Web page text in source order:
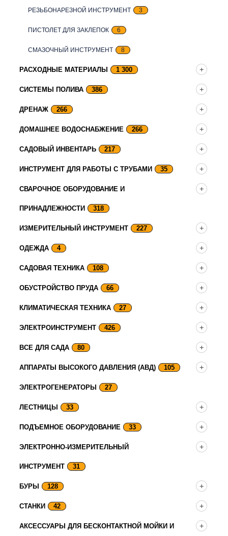
РЕЗЬБОНАРЕЗНОЙ ИНСТРУМЕНТ 3
ПИСТОЛЕТ ДЛЯ ЗАКЛЕПОК 6
СМАЗОЧНЫЙ ИНСТРУМЕНТ 8
РАСХОДНЫЕ МАТЕРИАЛЫ 1 300
СИСТЕМЫ ПОЛИВА 386
ДРЕНАЖ 266
ДОМАШНЕЕ ВОДОСНАБЖЕНИЕ 266
САДОВЫЙ ИНВЕНТАРЬ 217
ИНСТРУМЕНТ ДЛЯ РАБОТЫ С ТРУБАМИ 35
СВАРОЧНОЕ ОБОРУДОВАНИЕ И
ПРИНАДЛЕЖНОСТИ 318
ИЗМЕРИТЕЛЬНЫЙ ИНСТРУМЕНТ 227
ОДЕЖДА 4
САДОВАЯ ТЕХНИКА 108
ОБУСТРОЙСТВО ПРУДА 66
КЛИМАТИЧЕСКАЯ ТЕХНИКА 27
ЭЛЕКТРОИНСТРУМЕНТ 426
ВСЕ ДЛЯ САДА 80
АППАРАТЫ ВЫСОКОГО ДАВЛЕНИЯ (АВД) 105
ЭЛЕКТРОГЕНЕРАТОРЫ 27
ЛЕСТНИЦЫ 33
ПОДЪЕМНОЕ ОБОРУДОВАНИЕ 33
ЭЛЕКТРОННО-ИЗМЕРИТЕЛЬНЫЙ
ИНСТРУМЕНТ 31
БУРЫ 128
СТАНКИ 42
АКСЕССУАРЫ ДЛЯ БЕСКОНТАКТНОЙ МОЙКИ И